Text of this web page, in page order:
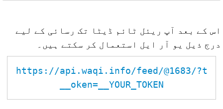
اس کے بعد آپ ریئل ٹائم ڈیٹا تک رسائی کے لیے
درج ذیل یو آر ایل استعمال کر سکتے ہیں۔
https://api.waqi.info/feed/@1683/?t
oken=__YOUR_TOKEN__